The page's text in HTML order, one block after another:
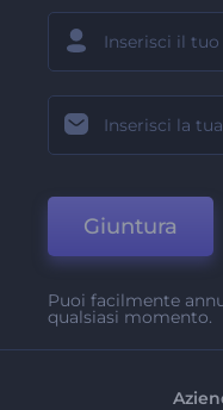
Giuntura
Puoi facilmente
qualsiasi momento.